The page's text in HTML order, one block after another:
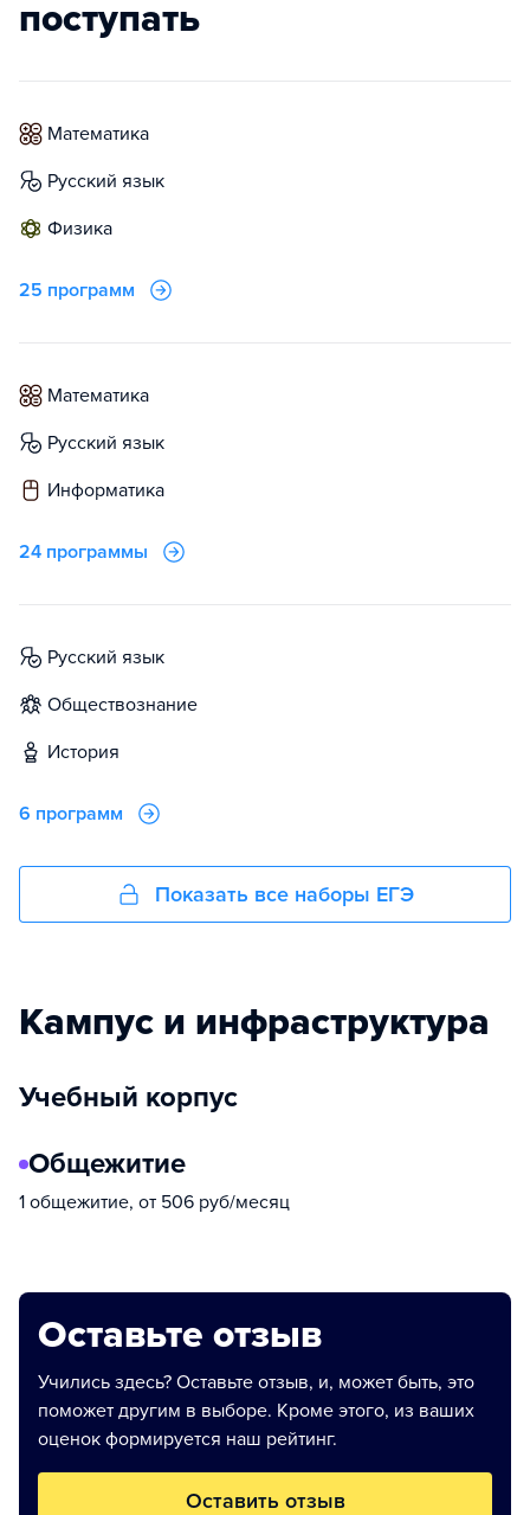
поступать
математика
русский язык
физика
25 программ
математика
русский язык
информатика
24 программы
русский язык
обществознание
история
6 программ
Показать все наборы ЕГЭ
Кампус и инфраструктура
Учебный корпус
Общежитие
1 общежитие, от 506 руб/месяц
Оставьте отзыв
Учились здесь? Оставьте отзыв, и, может быть, это
поможет другим в выборе. Кроме этого, из ваших
оценок формируется наш рейтинг.
Оставить отзыв